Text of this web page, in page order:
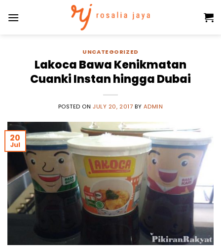
UNCATEGORIZED
Lakoca Bawa Kenikmatan
Cuanki Instan hingga Dubai
POSTED ONJULY 20, 2017 BY ADMIN
20
Jul